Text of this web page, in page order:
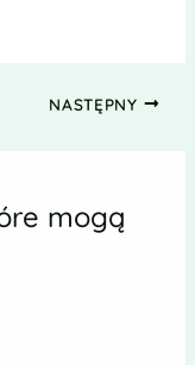
NASTĘPNY
mogą